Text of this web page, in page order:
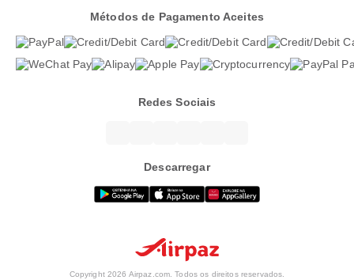
Métodos de Pagamento Aceites
Redes Sociais
Descarregar
Copyright 2026 Airpaz.com. Todos os direitos reservados.